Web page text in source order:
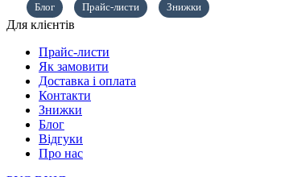
Блог Прайс-листи Знижки
Для клієнтів
Прайс-листи
Як замовити
Доставка і оплата
Контакти
Знижки
Блог
Відгуки
Про нас